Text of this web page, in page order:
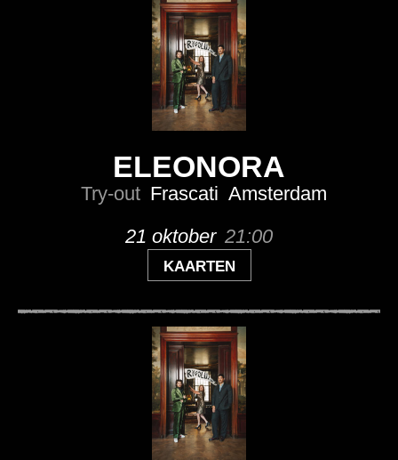
21 oktober 21:00
KAARTEN
ELEONORA
Try-out Frascati Amsterdam